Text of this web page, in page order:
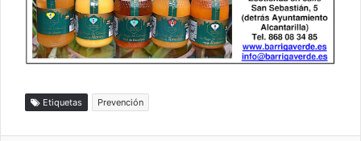
Etiquetas Prevención